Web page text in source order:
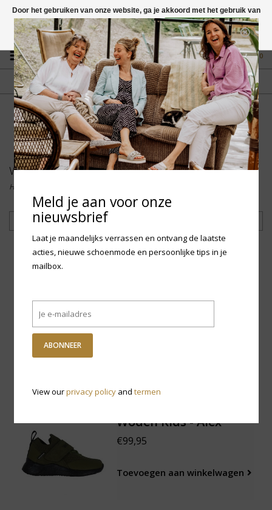
Vragen? App naar +31 58 250 1503
0
GRATIS VERZENDING NL
Vanaf € 75,-
FYSIEKE WINKEL
in Mantgum (frl)
fdad
Woden Kids
Home
Filteren
Suede Leopard
€79,95
Woden Kids - Alex
€99,95
Toevoegen aan winkelwagen
Door het gebruiken van onze website, ga je akkoord met het gebruik van
cookies om onze website te verbeteren.
Dit bericht verbergen
Meer over cookies »
Meld je aan voor onze
nieuwsbrief
Laat je maandelijks verrassen en ontvang de laatste
acties, nieuwe schoenmode en persoonlijke tips in je
mailbox.
ABONNEER
View ourprivacy policyand termen